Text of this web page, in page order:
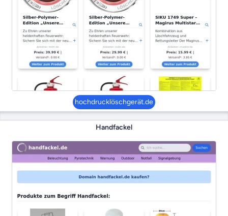
hochdrucklöschgerät.de
Handfackel